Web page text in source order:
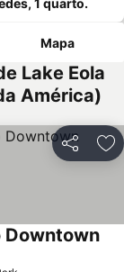
1 quarto.
Mapa
Lake Eola
América)
Partilhar
Downtown